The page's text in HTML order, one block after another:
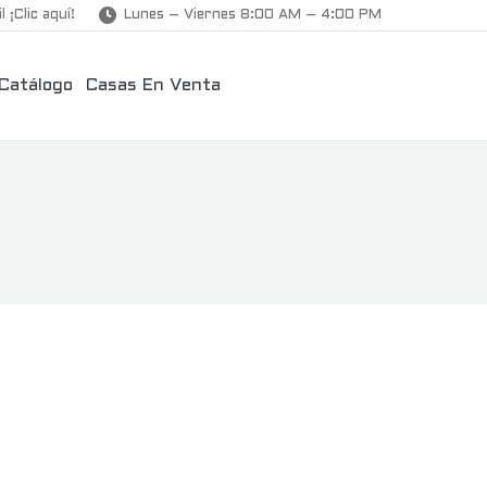
¡Clic aquí! Lunes – Viernes 8:00 AM – 4:00 PM
Catálogo Casas En Venta